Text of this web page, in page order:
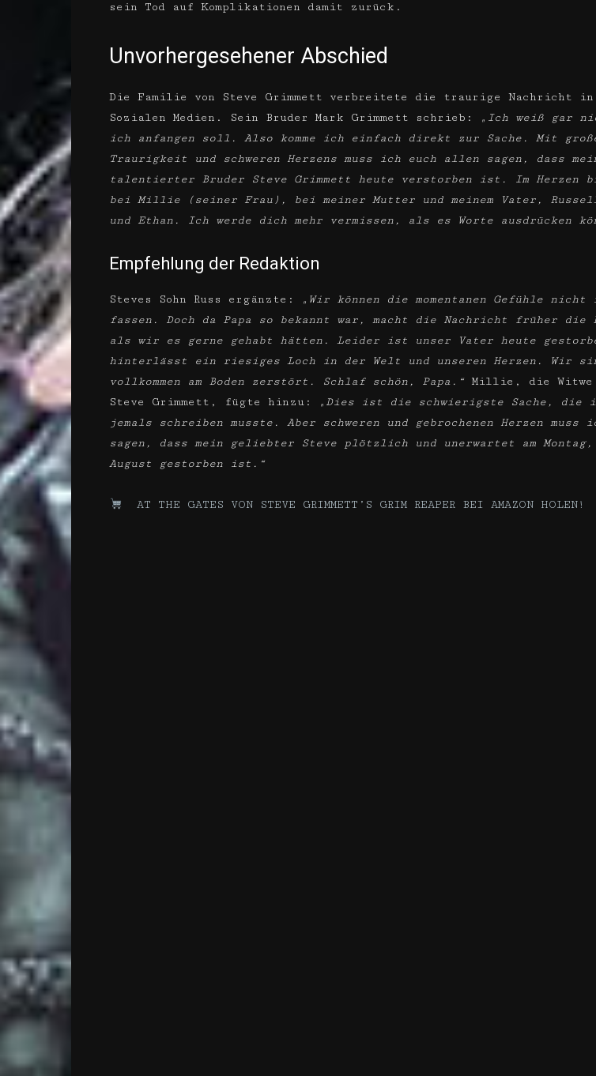
sein Tod auf Komplikationen damit zurück.
Unvorhergesehener Abschied
Die Familie von Steve Grimmett verbreitete die traurige Nachricht in
Sozialen Medien. Sein Bruder Mark Grimmett schrieb:
„Ich weiß gar
ich anfangen soll. Also komme ich einfach direkt zur Sache. Mit
Traurigkeit und schweren Herzens muss ich euch allen sagen, dass
talentierter Bruder Steve Grimmett heute verstorben ist. Im Herzen
bei Millie (seiner Frau), bei meiner Mutter und meinem Vater,
und Ethan. Ich werde dich mehr vermissen, als es Worte ausdrücken
Empfehlung der Redaktion
Steves Sohn Russ ergänzte:
„Wir können die momentanen Gefühle nicht
fassen. Doch da Papa so bekannt war, macht die Nachricht früher die
als wir es gerne gehabt hätten. Leider ist unser Vater heute
hinterlässt ein riesiges Loch in der Welt und unseren Herzen. Wir
vollkommen am Boden zerstört. Schlaf schön, Papa.“ Millie, die Witwe
Steve Grimmett, fügte hinzu:
„Dies ist die schwierigste Sache, die
jemals schreiben musste. Aber schweren und gebrochenen Herzen muss
sagen, dass mein geliebter Steve plötzlich und unerwartet am Montag,
August gestorben ist.“
AT THE GATES VON STEVE GRIMMETT’S GRIM REAPER BEI AMAZON HOLEN!